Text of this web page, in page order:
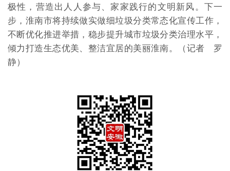
极性，营造出人人参与、家家践行的文明新风。下一
步，淮南市将持续做实做细垃圾分类常态化宣传工作，
不断优化推进举措，稳步提升城市垃圾分类治理水平，
倾力打造生态优美、整洁宜居的美丽淮南。（记者 罗
静）